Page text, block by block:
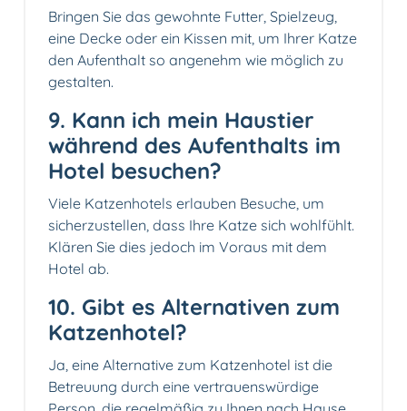
Bringen Sie das gewohnte Futter, Spielzeug,
eine Decke oder ein Kissen mit, um Ihrer Katze
den Aufenthalt so angenehm wie möglich zu
gestalten.
9. Kann ich mein Haustier
während des Aufenthalts im
Hotel besuchen?
Viele Katzenhotels erlauben Besuche, um
sicherzustellen, dass Ihre Katze sich wohlfühlt.
Klären Sie dies jedoch im Voraus mit dem
Hotel ab.
10. Gibt es Alternativen zum
Katzenhotel?
Ja, eine Alternative zum Katzenhotel ist die
Betreuung durch eine vertrauenswürdige